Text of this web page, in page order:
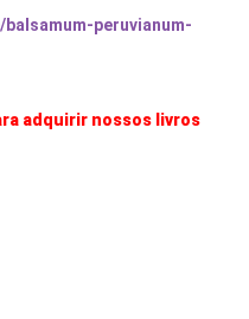
peruvianum-
adquirir nossos livros